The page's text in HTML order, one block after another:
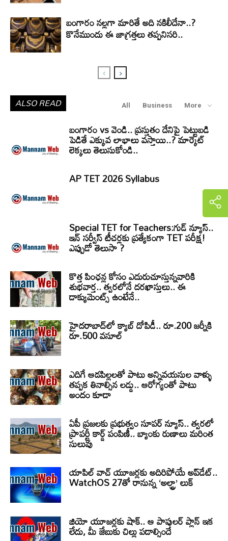
బంగారం నల్లగా మారితే అది నకిలీదేనా..?
కొనేముందు ఈ జాగ్రత్తలు తప్పనిసరి..
ALSO READ All Business More
బంగారం vs వెండి.. ప్రస్తుతం దేనిపై పెట్టుబడి
పెడితే ఎక్కువ లాభాలు వస్తాయి..? మార్కెట్
లెక్కలు తెలుసుకోండి..
AP TET 2026 Syllabus
Special TET for Teachers:గుడ్ న్యూస్..
ఇన్ సర్వీస్ టీచర్లకు ప్రత్యేకంగా TET పరీక్ష!
ఎప్పుడో తెలుసా ?
కొత్త పింఛన్ల కోసం ఎదురుచూస్తున్నవారికి
శుభవార్త.. త్వరలోనే దరఖాస్తులు.. ఈ
డాక్యుమెంట్స్ ఉంటేనే..
హైదరాబాద్‌లో క్యాబ్‌ దోపిడీ.. రూ.200 జర్నీకి
రూ.500 వసూల్
ఎదిగే ఆడపిల్లలతో పాటు అన్నివయసుల వాళ్ళు
తప్పక తినాల్సిన లడ్డు.. ఆరోగ్యంతో పాటు
అందం కూడా
ఏపీ ప్రజలకు ప్రభుత్వం సూపర్ న్యూస్.. త్వరలో
ప్రాపర్టీ కార్డ్ పంపిణీ.. బ్యాంకు రుణాలు మరింత
సులువు
యాపిల్ వాచ్ యూజర్లకు అదిరిపోయే అప్‌డేట్..
WatchOS 27తో రానున్న ‘అల్ట్రా’ లుక్
జియో యూజర్లకు షాక్.. ఆ పాపులర్ ప్లాన్ ఇక
లేదు, మీ జేబుకు చిల్లు పడాల్సిందే